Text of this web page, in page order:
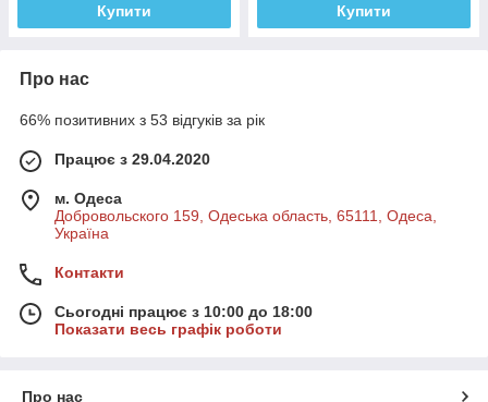
Купити Купити
Про нас
66% позитивних з 53 відгуків за рік
Працює з 29.04.2020
м. Одеса
Добровольского 159, Одеська область, 65111, Одеса,
Україна
Контакти
Сьогодні працює з 10:00 до 18:00
Показати весь графік роботи
Про нас